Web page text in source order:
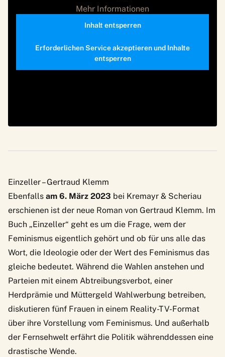
Mehr Informationen
Inhalt entsperren
Erforderlichen Service akzeptieren und Inhalte
entsperren
Einzeller – Gertraud Klemm
Ebenfalls am 6. März 2023 bei Kremayr & Scheriau
erschienen ist der neue Roman von Gertraud Klemm. Im
Buch „Einzeller“ geht es um die Frage, wem der
Feminismus eigentlich gehört und ob für uns alle das
Wort, die Ideologie oder der Wert des Feminismus das
gleiche bedeutet. Während die Wahlen anstehen und
Parteien mit einem Abtreibungsverbot, einer
Herdprämie und Müttergeld Wahlwerbung betreiben,
diskutieren fünf Frauen in einem Reality-TV-Format
über ihre Vorstellung vom Feminismus. Und außerhalb
der Fernsehwelt erfährt die Politik währenddessen eine
drastische Wende.